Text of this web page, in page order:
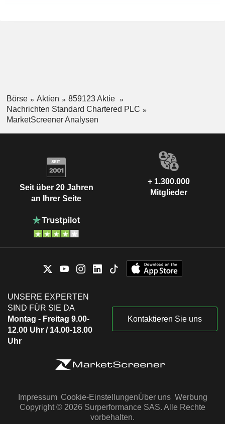
Börse Aktien
859123 Aktie
Nachrichten Standard Chartered PLC
MarketScreener Analysen
Seit über 20 Jahren
an Ihrer Seite
+ 1.300.000
Mitglieder
UNSERE EXPERTEN
SIND FÜR SIE DA
Montag - Freitag 9.00-
12.00 Uhr / 14.00-18.00
Uhr
Kontaktieren Sie uns
Impressum Cookie-EinstellungenÜber uns Werbung
Copyright © 2026 Surperformance SAS. Alle Rechte
vorbehalten.